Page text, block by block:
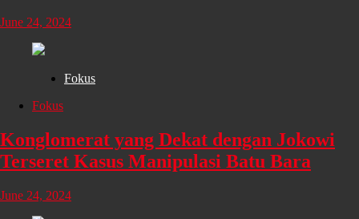
June 24, 2024
Fokus
Fokus
Konglomerat yang Dekat dengan Jokowi
Terseret Kasus Manipulasi Batu Bara
June 24, 2024